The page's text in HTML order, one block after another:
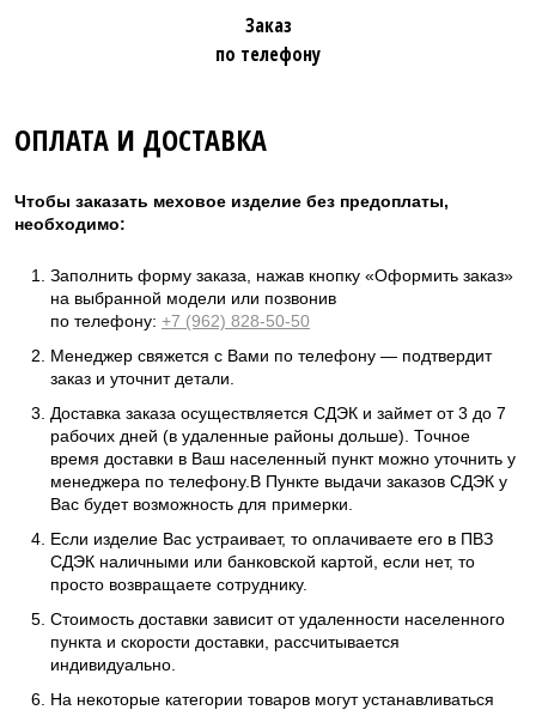
Заказ
по телефону
ОПЛАТА И ДОСТАВКА
Чтобы заказать меховое изделие без предоплаты,
необходимо:
Заполнить форму заказа, нажав кнопку «Оформить заказ»
на выбранной модели или позвонив
по телефону: +7 (962) 828-50-50
Менеджер свяжется с Вами по телефону — подтвердит
заказ и уточнит детали.
Доставка заказа осуществляется СДЭК и займет от 3 до 7
рабочих дней (в удаленные районы дольше). Точное
время доставки в Ваш населенный пункт можно уточнить у
менеджера по телефону.В Пункте выдачи заказов СДЭК у
Вас будет возможность для примерки.
Если изделие Вас устраивает, то оплачиваете его в ПВЗ
СДЭК наличными или банковской картой, если нет, то
просто возвращаете сотруднику.
Стоимость доставки зависит от удаленности населенного
пункта и скорости доставки, рассчитывается
индивидуально.
На некоторые категории товаров могут устанавливаться